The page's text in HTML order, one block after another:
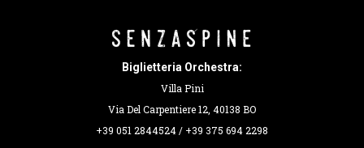
Biglietteria Orchestra:
Villa Pini
Via Del Carpentiere 12, 40138 BO
+39 051 2844524 / +39 375 694 2298